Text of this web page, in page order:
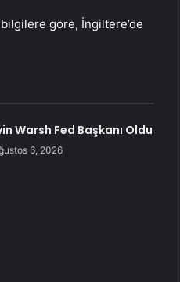
göre, İngiltere’de
Warsh Fed Başkanı Oldu
6, 2026